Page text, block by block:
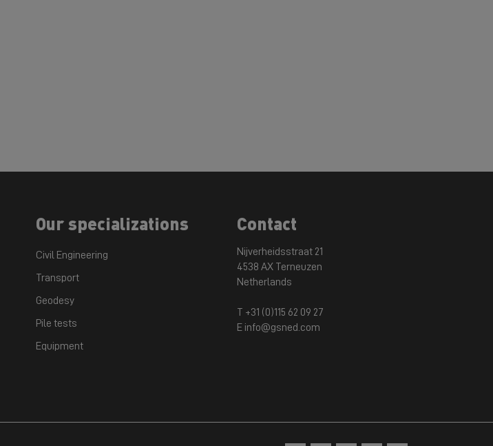
Our specializations
Civil Engineering
Transport
Geodesy
Pile tests
Equipment
Contact
Nijverheidsstraat 21
4538 AX Terneuzen
Netherlands
T +31 (0)115 62 09 27
E info@gsned.com